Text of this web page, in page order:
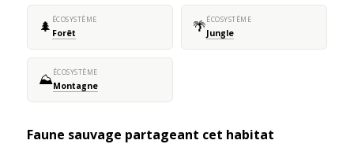
🌲 ÉCOSYSTÈME
Forêt 🌴ÉCOSYSTÈME
Jungle
⛰️ÉCOSYSTÈME
Montagne
Faune sauvage partageant cet habitat